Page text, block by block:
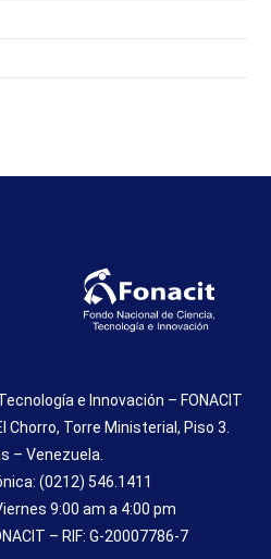
e Innovación – FONACIT
Chorro, Torre Ministerial, Piso 3.
– Venezuela.
(0212) 546.1411
9:00 am a 4:00 pm
– RIF: G-20007786-7